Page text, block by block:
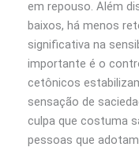
em repouso. Além
baixos, há menos
significativa na
importante é o
cetônicos
sensação de
culpa que costuma
pessoas que